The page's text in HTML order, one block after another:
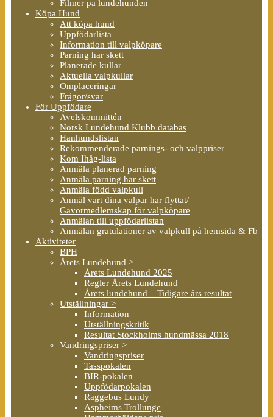
Filmer på lundehunden
Köpa Hund
Att köpa hund
Uppfödarlista
Information till valpköpare
Parning har skett
Planerade kullar
Aktuella valpkullar
Omplaceringar
Frågor/svar
För Uppfödare
Avelskommittén
Norsk Lundehund Klubb databas
Hanhundslistan
Rekommenderade parnings- och valppriser
Kom Ihåg-lista
Anmäla planerad parning
Anmäla parning har skett
Anmäla född valpkull
Anmäl vart dina valpar har flyttat/
Gåvormedlemskap för valpköpare
Anmälan till uppfödarlistan
Anmälan gratulationer av valpkull på hemsida & Fb
Aktiviteter
BPH
Årets Lundehund >
Årets Lundehund 2025
Regler Årets Lundehund
Årets lundehund – Tidigare års resultat
Utställningar >
Information
Utställningskritik
Resultat Stockholms hundmässa 2018
Vandringspriser >
Vandringspriser
Tasspokalen
BIR-pokalen
Uppfödarpokalen
Raggebus Lundy
Aspheims Trollunge